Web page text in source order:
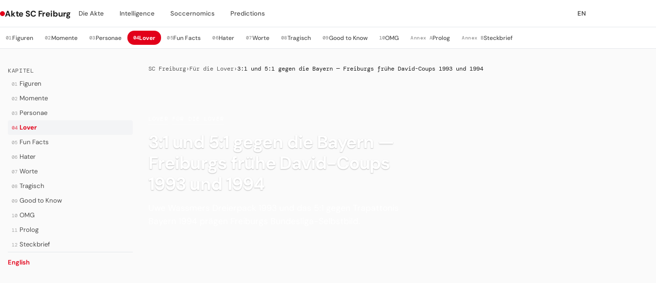
Akte SC Freiburg Die Akte Intelligence Soccernomics Predictions EN
01Figuren 02Momente 03Personae 04Lover 05Fun Facts 06Hater 07Worte 08Tragisch 09Good to Know 10OMG Annex AProlog Annex BSteckbrief
KAPITEL
01 Figuren
02 Momente
03 Personae
04 Lover
05 Fun Facts
06 Hater
07 Worte
08 Tragisch
09 Good to Know
10 OMG
11 Prolog
12 Steckbrief
English
SC Freiburg› Für die Lover›3:1 und 5:1 gegen die Bayern — Freiburgs frühe David-Coups 1993 und 1994
3:1 und 5:1 gegen die Bayern —
Freiburgs frühe David-Coups
1993 und 1994